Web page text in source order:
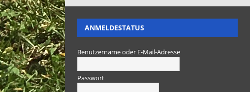
ANMELDESTATUS
Benutzername oder E-Mail-Adresse
Passwort